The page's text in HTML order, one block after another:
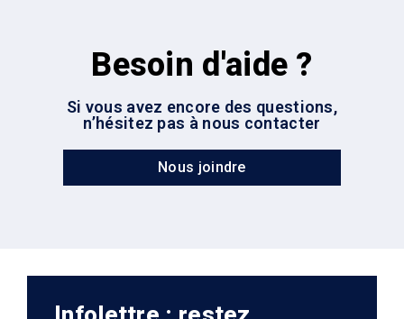
Besoin d'aide ?
Si vous avez encore des questions,
n’hésitez pas à nous contacter
Nous joindre